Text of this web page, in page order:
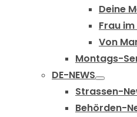
Deine
Frau
Von
Montags-
DE-NEWS
Strassen-
Behörden-